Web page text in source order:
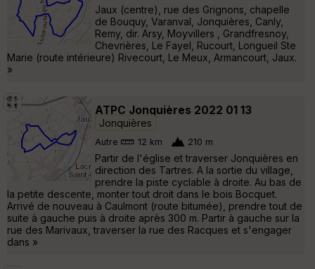
Jaux (centre), rue des Grignons, chapelle
de Bouquy, Varanval, Jonquières, Canly,
Remy, dir. Arsy, Moyvillers , Grandfresnoy,
Chevrières, Le Fayel, Rucourt, Longueil Ste
Marie (route intérieure) Rivecourt, Le Meux, Armancourt, Jaux.
»
ATPC Jonquières 2022 01 13
Jonquières
Autre 12 km 210 m
Partir de l'église et traverser Jonquières en
direction des Tartres. A la sortie du village,
prendre la piste cyclable à droite. Au bas de
la petite descente, monter tout droit dans le bois Bocquet.
Arrivé de nouveau à Caulmont (route bitumée), prendre tout de
suite à gauche puis à droite après 300 m. Partir à gauche sur la
rue des Marivaux, traverser la rue des Racques et s'engager
dans »